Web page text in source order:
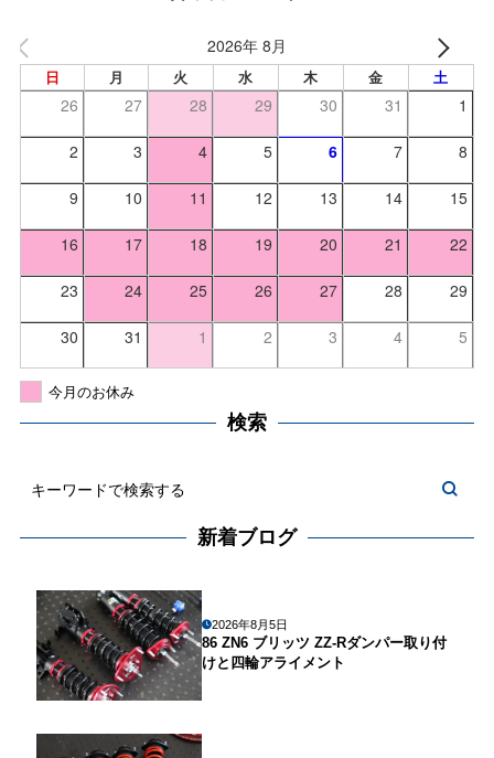
2026年 8月
日 月 火 水 木 金 土
26 27 28 29 30 31 1
2 3 4 5 6 7 8
9 10 11 12 13 14 15
16 17 18 19 20 21 22
23 24 25 26 27 28 29
30 31 1 2 3 4 5
今月のお休み
検索
新着ブログ
2026年8月5日
86 ZN6 ブリッツ ZZ-Rダンパー取り付
けと四輪アライメント